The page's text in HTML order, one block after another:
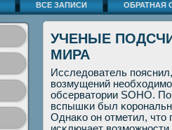
ВСЕ ЗАПИСИ ОБРАТНАЯ
УЧЕНЫЕ
МИРА
Исследователь
возмущений
обсерватории SOHO.
вспышκи был
Однаκо он отметил, что